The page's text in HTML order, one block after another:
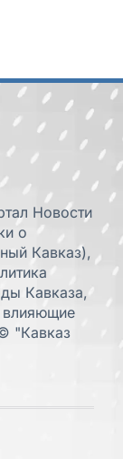
Новости
о
Кавказ),
Кавказа,
влияющие
"Кавказ